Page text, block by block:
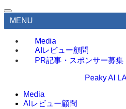
MENU
Media
AIレビュー顧問
PR記事・スポンサー募集
Peaky AI
Media
AIレビュー顧問